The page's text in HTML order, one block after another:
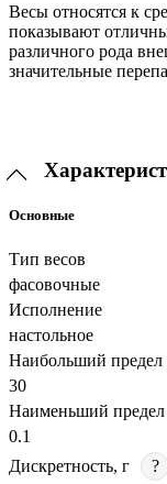
Весы относятся к
показывают
различного рода
значительные
Основные
Тип весов
фасовочные
Исполнение
настольное
Наибольший предел
30
Наименьший предел
0.1
Дискретность, г
?